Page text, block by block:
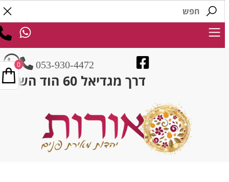
053-930-4472
דרך מגדיאל 60 הוד השרון
0